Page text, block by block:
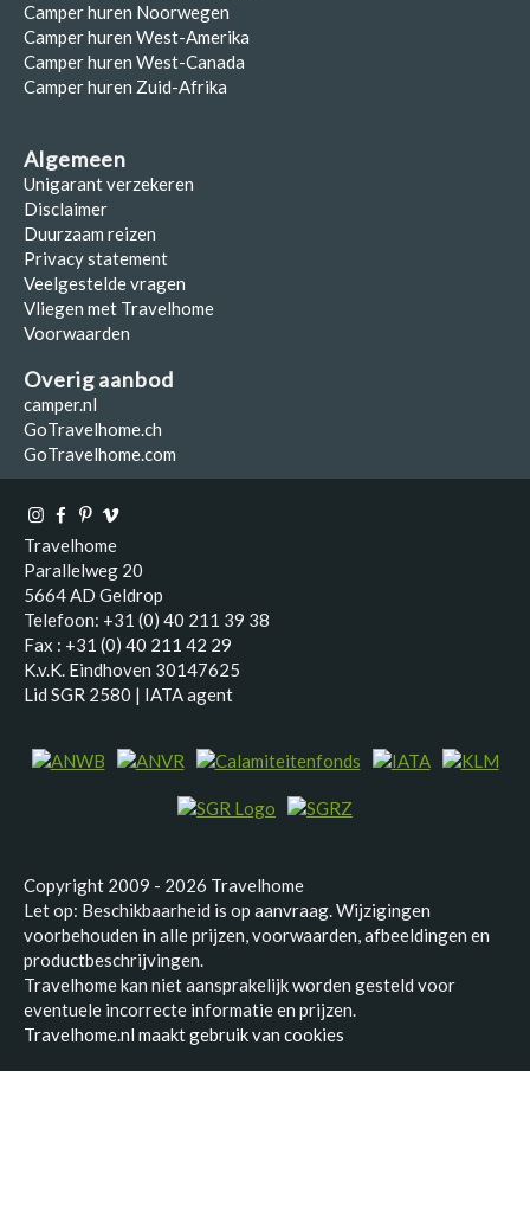
Camper huren Noorwegen
Camper huren West-Amerika
Camper huren West-Canada
Camper huren Zuid-Afrika
Algemeen
Unigarant verzekeren
Disclaimer
Duurzaam reizen
Privacy statement
Veelgestelde vragen
Vliegen met Travelhome
Voorwaarden
Overig aanbod
camper.nl
GoTravelhome.ch
GoTravelhome.com
Travelhome
Parallelweg 20
5664 AD Geldrop
Telefoon: +31 (0) 40 211 39 38
Fax : +31 (0) 40 211 42 29
K.v.K. Eindhoven 30147625
Lid SGR 2580 | IATA agent
Copyright 2009 - 2026 Travelhome
Let op: Beschikbaarheid is op aanvraag. Wijzigingen
voorbehouden in alle prijzen, voorwaarden, afbeeldingen en
productbeschrijvingen.
Travelhome kan niet aansprakelijk worden gesteld voor
eventuele incorrecte informatie en prijzen.
Travelhome.nl maakt gebruik van cookies